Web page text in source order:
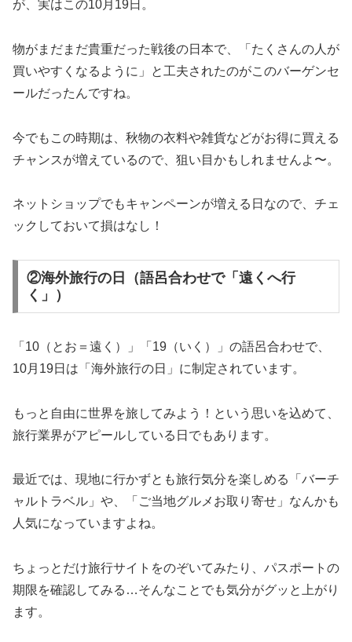
が、実はこの10月19日。
物がまだまだ貴重だった戦後の日本で、「たくさんの人が
買いやすくなるように」と工夫されたのがこのバーゲンセ
ールだったんですね。
今でもこの時期は、秋物の衣料や雑貨などがお得に買える
チャンスが増えているので、狙い目かもしれませんよ〜。
ネットショップでもキャンペーンが増える日なので、チェ
ックしておいて損はなし！
②海外旅行の日（語呂合わせで「遠くへ行
く」）
「10（とお＝遠く）」「19（いく）」の語呂合わせで、
10月19日は「海外旅行の日」に制定されています。
もっと自由に世界を旅してみよう！という思いを込めて、
旅行業界がアピールしている日でもあります。
最近では、現地に行かずとも旅行気分を楽しめる「バーチ
ャルトラベル」や、「ご当地グルメお取り寄せ」なんかも
人気になっていますよね。
ちょっとだけ旅行サイトをのぞいてみたり、パスポートの
期限を確認してみる…そんなことでも気分がグッと上がり
ます。